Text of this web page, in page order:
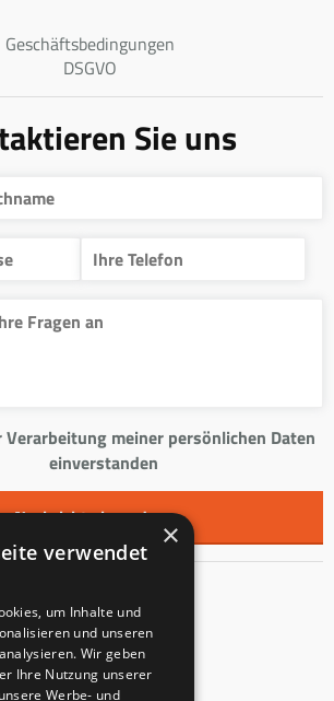
Geschäftsbedingungen
DSGVO
Sie uns
meiner persönlichen Daten
einverstanden
Kontakt
Innentreppen s.r.o.
Mladoňovice 65
×
verwendet
um Inhalte und
und unseren
Wir geben
Ihre Nutzung unserer
Werbe- und